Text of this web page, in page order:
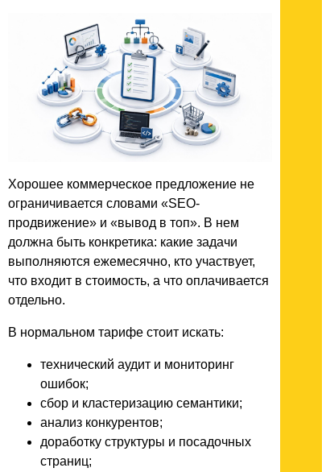
Хорошее коммерческое предложение не
ограничивается словами «SEO-
продвижение» и «вывод в топ». В нем
должна быть конкретика: какие задачи
выполняются ежемесячно, кто участвует,
что входит в стоимость, а что оплачивается
отдельно.
В нормальном тарифе стоит искать:
технический аудит и мониторинг
ошибок;
сбор и кластеризацию семантики;
анализ конкурентов;
доработку структуры и посадочных
страниц;